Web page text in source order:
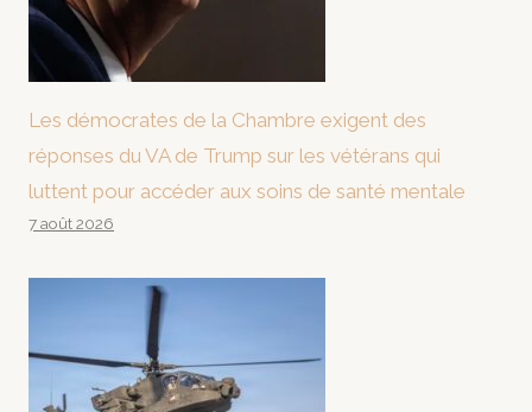
Les démocrates de la Chambre exigent des
réponses du VA de Trump sur les vétérans qui
luttent pour accéder aux soins de santé mentale
7 août 2026